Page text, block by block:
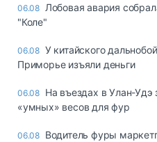
06.08 Лобовая авария
"Коле"
06.08 У китайского
Приморье изъяли деньги
06.08 Ha въeздax в Улaн-
«yмныx» вecoв для фyp
06.08 Водитель фуры